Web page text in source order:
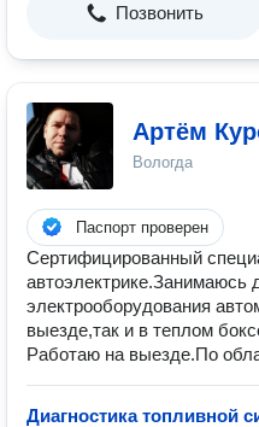
Позвонить
Артём
Вологда
Паспорт проверен
Сертифицированный
автоэлектрике.Занимаюсь
электрооборудования
выезде,так и в теплом
Работаю на выезде.По
Диагностика топливной